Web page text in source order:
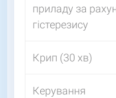
приладу за
гістерезису
Крип (30 хв)
Керування